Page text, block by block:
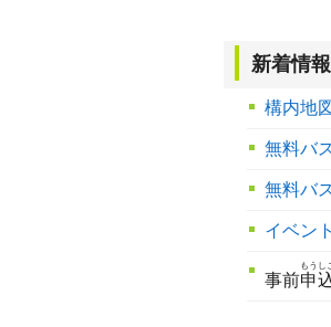
新着情報
構内地図
無料バ
無料バ
イベン
事前申
もうし